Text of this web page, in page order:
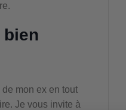
mon ex en tout
Je vous invite à